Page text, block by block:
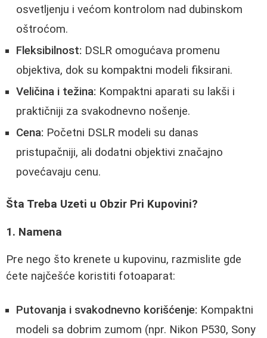
osvetljenju i većom kontrolom nad dubinskom
oštroćom.
Fleksibilnost: DSLR omogućava promenu
objektiva, dok su kompaktni modeli fiksirani.
Veličina i težina: Kompaktni aparati su lakši i
praktičniji za svakodnevno nošenje.
Cena: Početni DSLR modeli su danas
pristupačniji, ali dodatni objektivi značajno
povećavaju cenu.
Šta Treba Uzeti u Obzir Pri Kupovini?
1. Namena
Pre nego što krenete u kupovinu, razmislite gde
ćete najčešće koristiti fotoaparat:
Putovanja i svakodnevno korišćenje: Kompaktni
modeli sa dobrim zumom (npr. Nikon P530, Sony